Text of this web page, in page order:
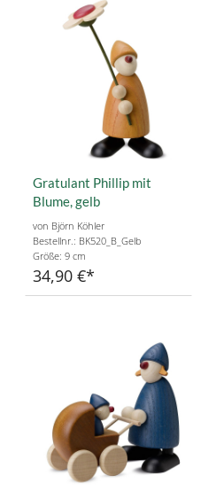
Gratulant Phillip mit
Blume, gelb
von Björn Köhler
Bestellnr.: BK520_B_Gelb
Größe: 9 cm
34,90 €